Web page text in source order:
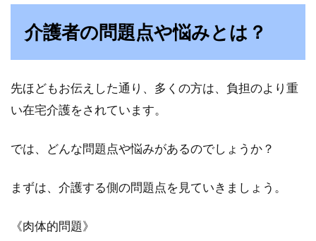
ホテルの部屋の掃除方法が知りた
い！カギはダスティング！？
掃除しているのか気になりませんか？なにやら
「ダ...
介護者の問題点や悩みとは？
先ほどもお伝えした通り、多くの方は、負担のより重
い在宅介護をされています。
では、どんな問題点や悩みがあるのでしょうか？
まずは、介護する側の問題点を見ていきましょう。
《肉体的問題》